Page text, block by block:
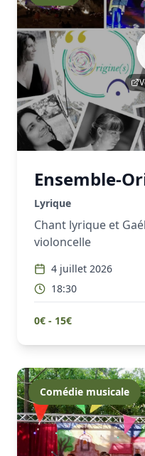
Ensemble-
Lyrique
Chant lyrique et
violoncelle
4 juillet 2026
18:30
0€ - 15€
Comédie musicale